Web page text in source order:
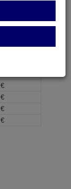
DIP16
€
€
€
€